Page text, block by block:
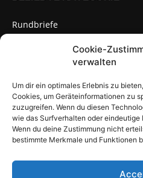
Cookie-
verwalten
Um dir ein optimales Erlebnis zu
Cookies, um Geräteinformationen zu
zuzugreifen. Wenn du diesen
wie das Surfverhalten oder eindeutige
Wenn du deine Zustimmung nicht
bestimmte Merkmale und Funktionen
Rundbriefe
Seltene